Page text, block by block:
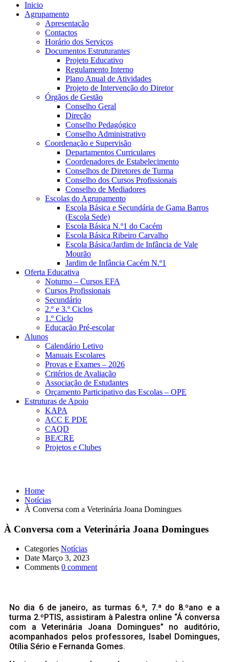
Inicio
Agrupamento
Apresentação
Contactos
Horário dos Serviços
Documentos Estruturantes
Projeto Educativo
Regulamento Interno
Plano Anual de Atividades
Projeto de Intervenção do Diretor
Órgãos de Gestão
Conselho Geral
Direção
Conselho Pedagógico
Conselho Administrativo
Coordenação e Supervisão
Departamentos Curriculares
Coordenadores de Estabelecimento
Conselhos de Diretores de Turma
Conselho dos Cursos Profissionais
Conselho de Mediadores
Escolas do Agrupamento
Escola Básica e Secundária de Gama Barros
(Escola Sede)
Escola Básica N.º1 do Cacém
Escola Básica Ribeiro Carvalho
Escola Básica/Jardim de Infância de Vale
Mourão
Jardim de Infância Cacém N.º1
Oferta Educativa
Noturno – Cursos EFA
Cursos Profissionais
Secundário
2.º e 3.º Ciclos
1.º Ciclo
Educação Pré-escolar
Alunos
Calendário Letivo
Manuais Escolares
Provas e Exames – 2026
Critérios de Avaliação
Associação de Estudantes
Orçamento Participativo das Escolas – OPE
Estruturas de Apoio
KAPA
ACC E PDE
CAQD
BE/CRE
Projetos e Clubes
Home
Notícias
À Conversa com a Veterinária Joana Domingues
À Conversa com a Veterinária Joana Domingues
Categories Notícias
Date Março 3, 2023
Comments 0 comment
No dia 6 de janeiro, as turmas 6.ª, 7.ª do 8.ºano e a
turma 2.ºPTIS, assistiram à Palestra online “Á conversa
com a Veterinária Joana Domingues” no auditório,
acompanhados pelos professores, Isabel Domingues,
Otília Sério e Fernanda Gomes.